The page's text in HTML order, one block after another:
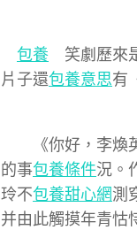
包養 笑劇歷來
片子還包養意思有
《你好，李煥英
的事包養條件況。
玲不包養甜心網測
并由此觸摸年青怙